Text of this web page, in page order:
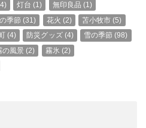
灯台 (1) 無印良品 (1)
季節 (31) 花火 (2) 苫小牧市 (5)
(4) 防災グッズ(4) 雪の季節 (98)
の風景 (2) 霧氷 (2)